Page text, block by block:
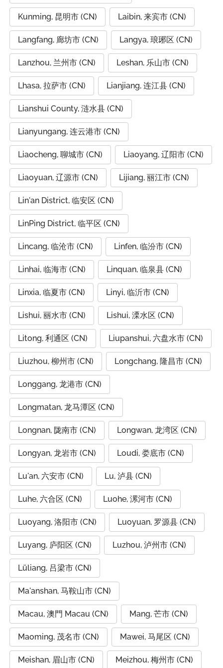
Kunming, 昆明市 (CN) Laibin, 来宾市 (CN)
Langfang, 廊坊市 (CN) Langya, 琅琊区 (CN)
Lanzhou, 兰州市 (CN) Leshan, 乐山市 (CN)
Lhasa, 拉萨市 (CN) Lianjiang, 连江县 (CN)
Lianshui County, 涟水县 (CN)
Lianyungang, 连云港市 (CN)
Liaocheng, 聊城市 (CN) Liaoyang, 辽阳市 (CN)
Liaoyuan, 辽源市 (CN) Lijiang, 丽江市 (CN)
Lin'an District, 临安区 (CN)
LinPing District, 临平区 (CN)
Lincang, 临沧市 (CN) Linfen, 临汾市 (CN)
Linhai, 临海市 (CN) Linquan, 临泉县 (CN)
Linxia, 临夏市 (CN) Linyi, 临沂市 (CN)
Lishui, 丽水市 (CN) Lishui, 溧水区 (CN)
Litong, 利通区 (CN) Liupanshui, 六盘水市 (CN)
Liuzhou, 柳州市 (CN) Longchang, 隆昌市 (CN)
Longgang, 龙港市 (CN)
Longmatan, 龙马潭区 (CN)
Longnan, 陇南市 (CN) Longwan, 龙湾区 (CN)
Longyan, 龙岩市 (CN) Loudi, 娄底市 (CN)
Lu'an, 六安市 (CN) Lu, 泸县 (CN)
Luhe, 六合区 (CN) Luohe, 漯河市 (CN)
Luoyang, 洛阳市 (CN) Luoyuan, 罗源县 (CN)
Luyang, 庐阳区 (CN) Luzhou, 泸州市 (CN)
Lüliang, 吕梁市 (CN)
Ma'anshan, 马鞍山市 (CN)
Macau, 澳門 Macau (CN) Mang, 芒市 (CN)
Maoming, 茂名市 (CN) Mawei, 马尾区 (CN)
Meishan, 眉山市 (CN) Meizhou, 梅州市 (CN)